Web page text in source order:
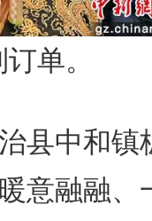
单。
中和镇
意融融、